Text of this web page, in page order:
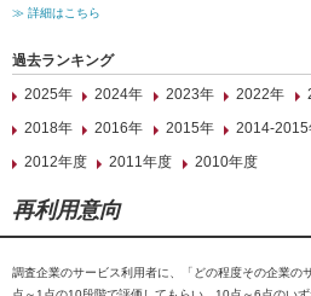
≫ 詳細はこちら
過去ランキング
2025年
2024年 2023年 2022年
2018年
2016年 2015年 2014-2015
2012年度
2011年度 2010年度
再利用意向
調査企業のサービス利用者に、「どの程度その企業の